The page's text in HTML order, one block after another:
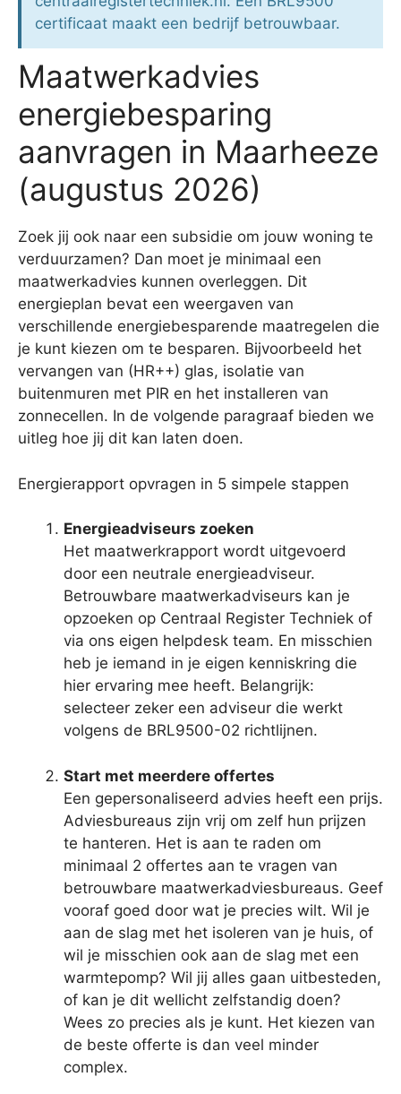
certificaat maakt een bedrijf betrouwbaar.
Maatwerkadvies
energiebesparing
aanvragen in Maarheeze
(augustus 2026)
Zoek jij ook naar een subsidie om jouw woning te
verduurzamen? Dan moet je minimaal een
maatwerkadvies kunnen overleggen. Dit
energieplan bevat een weergaven van
verschillende energiebesparende maatregelen die
je kunt kiezen om te besparen. Bijvoorbeeld het
vervangen van (HR++) glas, isolatie van
buitenmuren met PIR en het installeren van
zonnecellen. In de volgende paragraaf bieden we
uitleg hoe jij dit kan laten doen.
Energierapport opvragen in 5 simpele stappen
Energieadviseurs zoeken
Het maatwerkrapport wordt uitgevoerd
door een neutrale energieadviseur.
Betrouwbare maatwerkadviseurs kan je
opzoeken op Centraal Register Techniek of
via ons eigen helpdesk team. En misschien
heb je iemand in je eigen kenniskring die
hier ervaring mee heeft. Belangrijk:
selecteer zeker een adviseur die werkt
volgens de BRL9500-02 richtlijnen.
Start met meerdere offertes
Een gepersonaliseerd advies heeft een prijs.
Adviesbureaus zijn vrij om zelf hun prijzen
te hanteren. Het is aan te raden om
minimaal 2 offertes aan te vragen van
betrouwbare maatwerkadviesbureaus. Geef
vooraf goed door wat je precies wilt. Wil je
aan de slag met het isoleren van je huis, of
wil je misschien ook aan de slag met een
warmtepomp? Wil jij alles gaan uitbesteden,
of kan je dit wellicht zelfstandig doen?
Wees zo precies als je kunt. Het kiezen van
de beste offerte is dan veel minder
complex.